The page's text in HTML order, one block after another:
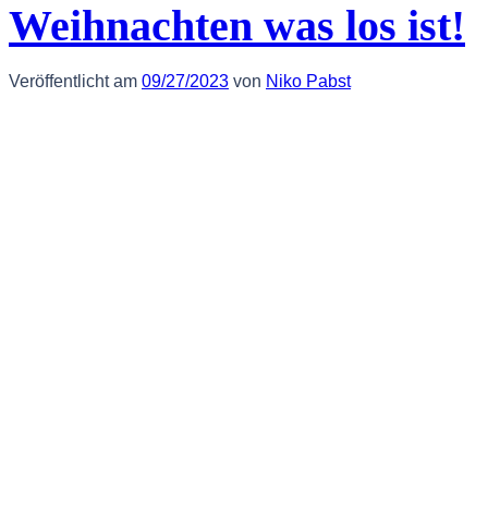
Weihnachten was los ist!
Veröffentlicht am 09/27/2023 von Niko Pabst